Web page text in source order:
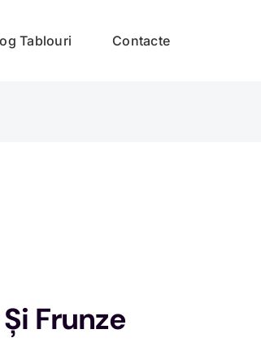
Tablouri Contacte
Frunze